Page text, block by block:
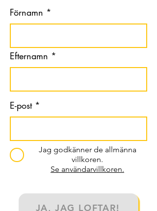
Förnamn
Efternamn
E-post
Jag godkänner de allmänna
villkoren.
Se användarvillkoren.
JA, JAG LOFTAR!